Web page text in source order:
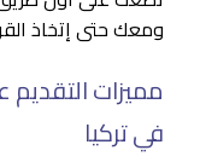
ومعك حتى إتخاذ
مميزات
في تركيا